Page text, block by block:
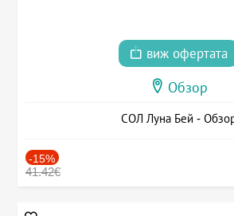
виж офертата
Обзор
СОЛ Луна Бей -
-15%
41.42€